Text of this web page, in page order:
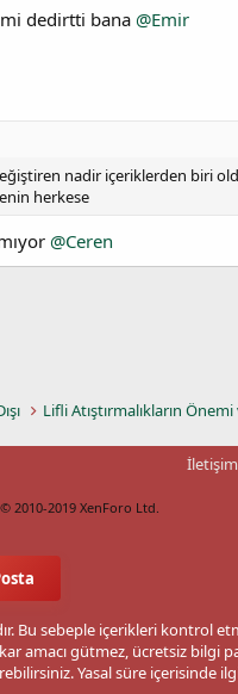
dedirtti bana @Emir
nadir içeriklerden biri
herkese
@Ceren
Lifli Atıştırmalıkların
İletişim
© 2010-2019 XenForo Ltd.
Bu sebeple içerikleri
amacı gütmez, ücretsiz bilgi
Yasal süre içerisinde